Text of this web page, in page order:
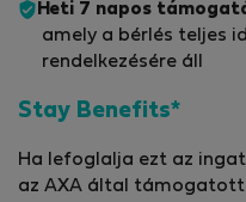
Heti 7 napos
amely a bérlés teljes
rendelkezésére áll
Stay Benefits*
Ha lefoglalja ezt az
az AXA által